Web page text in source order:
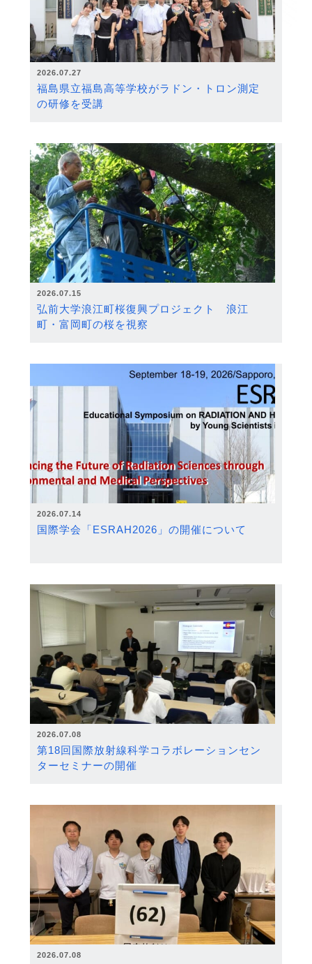
2026.07.27
福島県立福島高等学校がラドン・トロン測定
の研修を受講
2026.07.15
弘前大学浪江町桜復興プロジェクト 浪江
町・富岡町の桜を視察
2026.07.14
国際学会「ESRAH2026」の開催について
2026.07.08
第18回国際放射線科学コラボレーションセン
ターセミナーの開催
2026.07.08